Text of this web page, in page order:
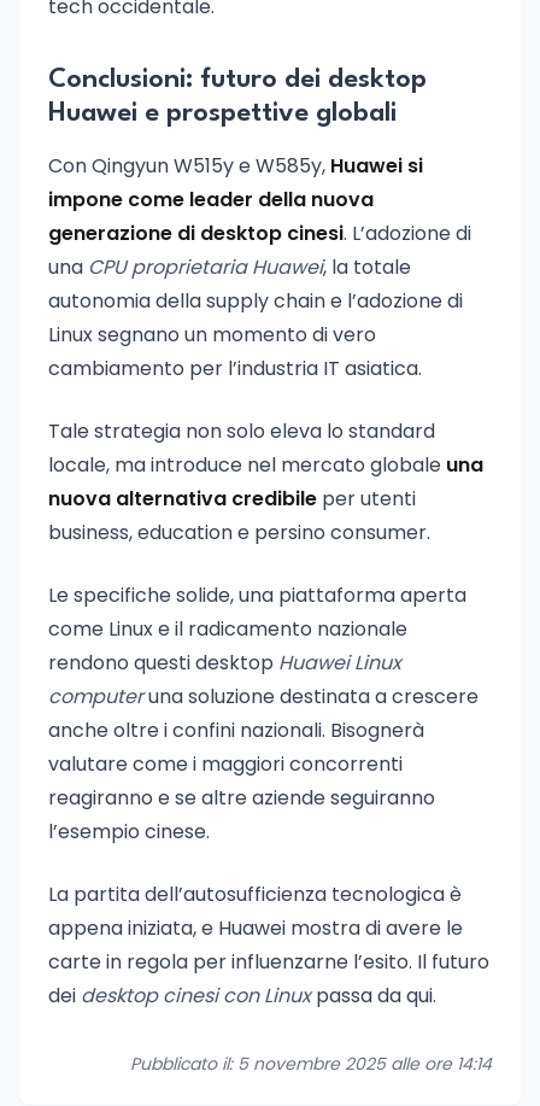
tech occidentale.
Conclusioni: futuro dei desktop
Huawei e prospettive globali
Con Qingyun W515y e W585y, Huawei si
impone come leader della nuova
generazione di desktop cinesi. L’adozione di
una CPU proprietaria Huawei, la totale
autonomia della supply chain e l’adozione di
Linux segnano un momento di vero
cambiamento per l’industria IT asiatica.
Tale strategia non solo eleva lo standard
locale, ma introduce nel mercato globale una
nuova alternativa credibile per utenti
business, education e persino consumer.
Le specifiche solide, una piattaforma aperta
come Linux e il radicamento nazionale
rendono questi desktop Huawei Linux
computeruna soluzione destinata a crescere
anche oltre i confini nazionali. Bisognerà
valutare come i maggiori concorrenti
reagiranno e se altre aziende seguiranno
l’esempio cinese.
La partita dell’autosufficienza tecnologica è
appena iniziata, e Huawei mostra di avere le
carte in regola per influenzarne l’esito. Il futuro
dei desktop cinesi con Linuxpassa da qui.
Pubblicato il: 5 novembre 2025 alle ore 14:14